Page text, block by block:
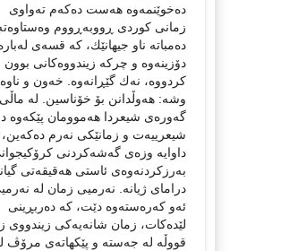
دەخوێنمەوە هەست دەكەم تەواوی
زمانی كوردی ڕووبەڕووم
دەمباتە ناو جیهانێك، كە قسەی
دۆزینەوە و چركە زیندووەكانی بوون
كردووە، نەك گێڕانەوە. خەون و
وشە: هەوڵدانن بۆ خۆناسین. لە ماڵی
گەورەی شیعردا هەموومان پێكەوە
شیعرییەت و زمانێكی نەرم دەكەین،
داوایە وزەی گەشەكردنی
بەرزكردنەوەی ئاستی هەقیقەتی
درامای ژیانە. نەرمیی زمان لە
ئەو كەرەستەوە دێت، كە دەربڕینی
لێدەكات، زمان شانەیەكی زیندووی
قووڵە لە جەستە و پێكهاتەی مرۆڤ